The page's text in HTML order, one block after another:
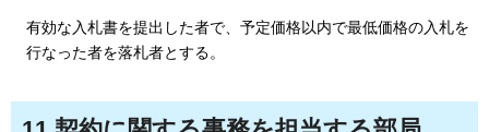
有効な入札書を提出した者で、予定価格以内で最低価格の入札を
行なった者を落札者とする。